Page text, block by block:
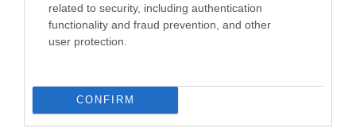
related to security, including authentication
functionality and fraud prevention, and other
user protection.
CONFIRM
03.08.2026 | 12:02
Αττικής (φωτο)